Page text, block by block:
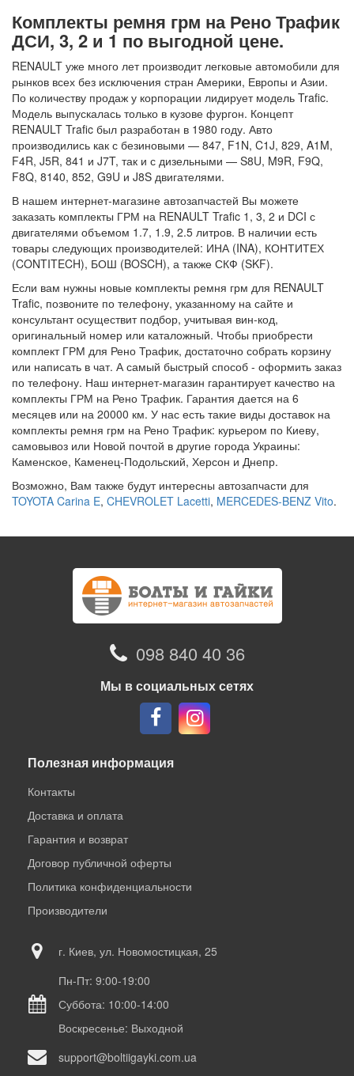
Комплекты ремня грм на Рено Трафик
ДСИ, 3, 2 и 1 по выгодной цене.
RENAULT уже много лет производит легковые автомобили для
рынков всех без исключения стран Америки, Европы и Азии.
По количеству продаж у корпорации лидирует модель Trafic.
Модель выпускалась только в кузове фургон. Концепт
RENAULT Trafic был разработан в 1980 году. Авто
производились как с безиновыми — 847, F1N, C1J, 829, A1M,
F4R, J5R, 841 и J7T, так и с дизельными — S8U, M9R, F9Q,
F8Q, 8140, 852, G9U и J8S двигателями.
В нашем интернет-магазине автозапчастей Вы можете
заказать комплекты ГРМ на RENAULT Trafic 1, 3, 2 и DCI с
двигателями объемом 1.7, 1.9, 2.5 литров. В наличии есть
товары следующих производителей: ИНА (INA), КОНТИТЕХ
(CONTITECH), БОШ (BOSCH), а также СКФ (SKF).
Если вам нужны новые комплекты ремня грм для RENAULT
Trafic, позвоните по телефону, указанному на сайте и
консультант осуществит подбор, учитывая вин-код,
оригинальный номер или каталожный. Чтобы приобрести
комплект ГРМ для Рено Трафик, достаточно собрать корзину
или написать в чат. А самый быстрый способ - оформить заказ
по телефону. Наш интернет-магазин гарантирует качество на
комплекты ГРМ на Рено Трафик. Гарантия дается на 6
месяцев или на 20000 км. У нас есть такие виды доставок на
комплекты ремня грм на Рено Трафик: курьером по Киеву,
самовывоз или Новой почтой в другие города Украины:
Каменское, Каменец-Подольский, Херсон и Днепр.
Возможно, Вам также будут интересны автозапчасти для
TOYOTA Carina E, CHEVROLET Lacetti, MERCEDES-BENZ Vito.
098 840 40 36
Мы в социальных сетях
Полезная информация
Контакты
Доставка и оплата
Гарантия и возврат
Договор публичной оферты
Политика конфиденциальности
Производители
г. Киев, ул. Новомостицкая, 25
Пн-Пт: 9:00-19:00
Суббота: 10:00-14:00
Воскресенье: Выходной
support@boltiigayki.com.ua